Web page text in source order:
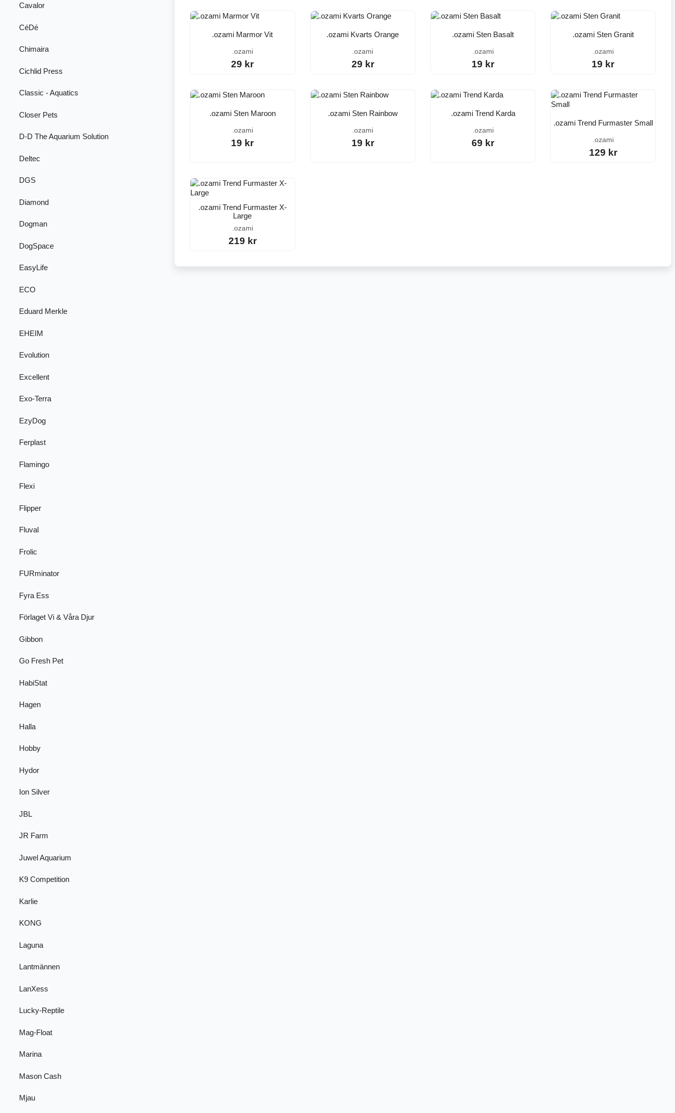
Cavalor
CéDé
Chimaira
Cichlid Press
Classic - Aquatics
Closer Pets
D-D The Aquarium Solution
Deltec
DGS
Diamond
Dogman
DogSpace
EasyLife
ECO
Eduard Merkle
EHEIM
Evolution
Excellent
Exo-Terra
EzyDog
Ferplast
Flamingo
Flexi
Flipper
Fluval
Frolic
FURminator
Fyra Ess
Förlaget Vi & Våra Djur
Gibbon
Go Fresh Pet
HabiStat
Hagen
Halla
Hobby
Hydor
Ion Silver
JBL
JR Farm
Juwel Aquarium
K9 Competition
Karlie
KONG
Laguna
Lantmännen
LanXess
Lucky-Reptile
Mag-Float
Marina
Mason Cash
Mjau
.ozami Marmor Vit
.ozami
29 kr
.ozami Kvarts Orange
.ozami
29 kr
.ozami Sten Basalt
.ozami
19 kr
.ozami Sten Granit
.ozami
19 kr
.ozami Sten Maroon
.ozami
19 kr
.ozami Sten Rainbow
.ozami
19 kr
.ozami Trend Karda
.ozami
69 kr
.ozami Trend Furmaster Small
.ozami
129 kr
.ozami Trend Furmaster X-
Large
.ozami
219 kr